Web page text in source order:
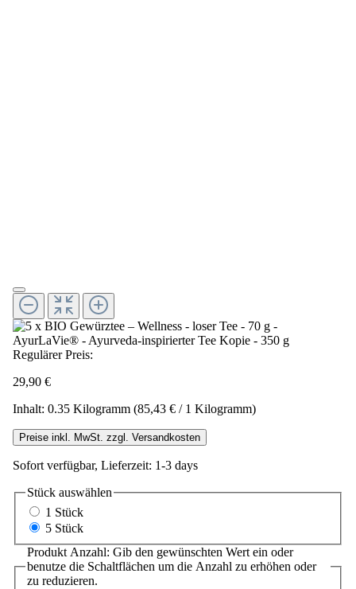
Regulärer Preis:
29,90 €
Inhalt: 0.35 Kilogramm (85,43 € / 1 Kilogramm)
Preise inkl. MwSt. zzgl. Versandkosten
Sofort verfügbar, Lieferzeit: 1-3 days
Stück auswählen
1 Stück
5 Stück
Produkt Anzahl: Gib den gewünschten Wert ein oder
benutze die Schaltflächen um die Anzahl zu erhöhen oder
zu reduzieren.